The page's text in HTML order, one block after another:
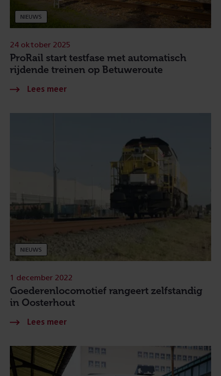
NIEUWS
ProRail start testfase met automatisch
rijdende treinen op Betuweroute
24 oktober 2025
NIEUWS
Goederenlocomotief rangeert zelfstandig
in Oosterhout
1 december 2022